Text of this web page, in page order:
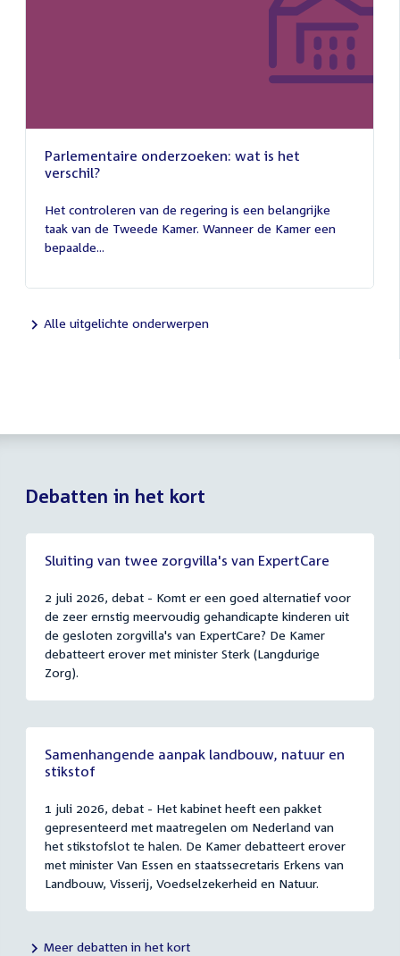
Parlementaire onderzoeken: wat is het
verschil?
juli
2026
Het controleren van de regering is een belangrijke
taak van de Tweede Kamer. Wanneer de Kamer een
bepaalde...
Alle uitgelichte onderwerpen
Debatten in het kort
Sluiting van twee zorgvilla's van ExpertCare
2 juli 2026, debat - Komt er een goed alternatief voor
de zeer ernstig meervoudig gehandicapte kinderen uit
de gesloten zorgvilla's van ExpertCare? De Kamer
debatteert erover met minister Sterk (Langdurige
Zorg).
Samenhangende aanpak landbouw, natuur en
stikstof
1 juli 2026, debat - Het kabinet heeft een pakket
gepresenteerd met maatregelen om Nederland van
het stikstofslot te halen. De Kamer debatteert erover
met minister Van Essen en staatssecretaris Erkens van
Landbouw, Visserij, Voedselzekerheid en Natuur.
Meer debatten in het kort